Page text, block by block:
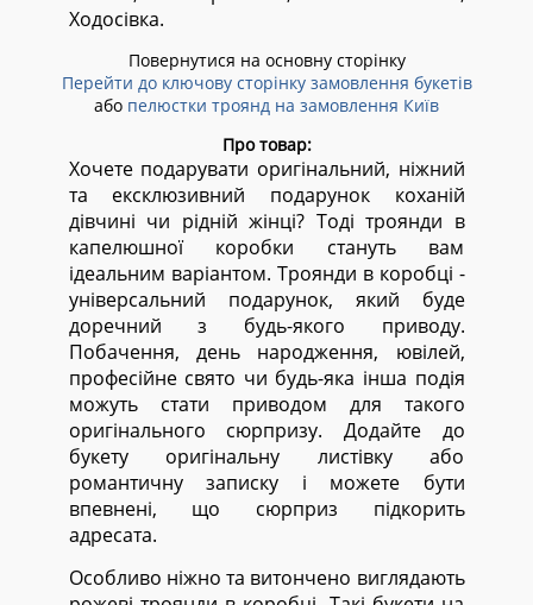
Ходосівка.
Повернутися на основну сторінку
Перейти до ключову сторінку замовлення букетів
або пелюстки троянд на замовлення Київ
Про товар:
Хочете подарувати оригінальний, ніжний
та ексклюзивний подарунок коханій
дівчині чи рідній жінці? Тоді троянди в
капелюшної коробки стануть вам
ідеальним варіантом. Троянди в коробці -
універсальний подарунок, який буде
доречний з будь-якого приводу.
Побачення, день народження, ювілей,
професійне свято чи будь-яка інша подія
можуть стати приводом для такого
оригінального сюрпризу. Додайте до
букету оригінальну листівку або
романтичну записку і можете бути
впевнені, що сюрприз підкорить
адресата.
Особливо ніжно та витончено виглядають